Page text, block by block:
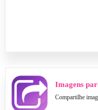
Imagens
Compartilhe